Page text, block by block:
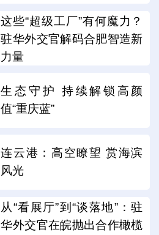
这些“超级工厂”有何魔力？
驻华外交官解码合肥智造新
力量
生态守护 持续解锁高颜
值“重庆蓝”
连云港：高空瞭望 赏海滨
风光
从“看展厅”到“谈落地”：驻
华外交官在皖抛出合作橄榄